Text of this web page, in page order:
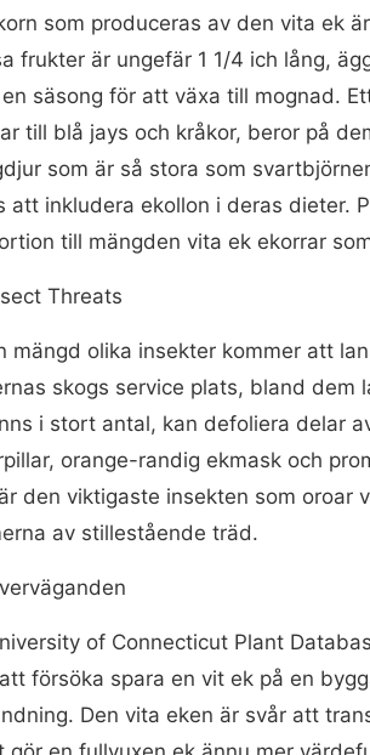
som produceras av den vita ek
frukter är ungefär 1 1/4 ich lång,
säsong för att växa till mognad.
till blå jays och kråkor, beror på
som är så stora som
att inkludera ekollon i deras dieter.
till mängden vita ek ekorrar
Threats
mängd olika insekter kommer att
skogs service plats, bland dem
i stort antal, kan defoliera delar
orange-randig ekmask och
den viktigaste insekten som oroar
av stillestående träd.
of Connecticut Plant
försöka spara en vit ek på en
Den vita eken är svår att